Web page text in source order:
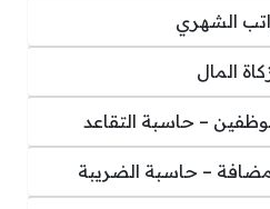
الشهري
المال
– حاسبة التقاعد
– حاسبة الضريبة